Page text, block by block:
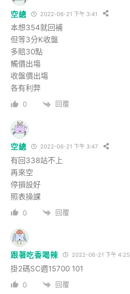
空總 2022-06-21 下午 3:41
本想354就回補
但等3分K收盤
多賠30點
觸價出塲
收盤價出塲
各有利弊
0 回覆
空總 2022-06-21 下午 3:47
有回338站不上
再來空
停損設好
照表操課
0 回覆
跟著吃香喝辣 2022-06-21 下午 4:25
掛2碼SC週15700 101
0 回覆